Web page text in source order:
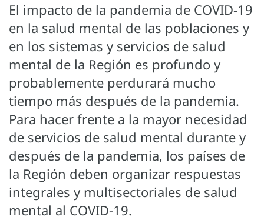
El impacto de la pandemia de COVID-19
en la salud mental de las poblaciones y
en los sistemas y servicios de salud
mental de la Región es profundo y
probablemente perdurará mucho
tiempo más después de la pandemia.
Para hacer frente a la mayor necesidad
de servicios de salud mental durante y
después de la pandemia, los países de
la Región deben organizar respuestas
integrales y multisectoriales de salud
mental al COVID-19.